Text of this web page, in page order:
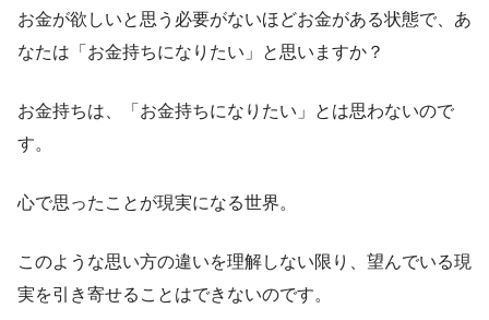
お金が欲しいと思う必要がないほどお金がある状態で、あ
なたは「お金持ちになりたい」と思いますか？
お金持ちは、「お金持ちになりたい」とは思わないので
す。
心で思ったことが現実になる世界。
このような思い方の違いを理解しない限り、望んでいる現
実を引き寄せることはできないのです。